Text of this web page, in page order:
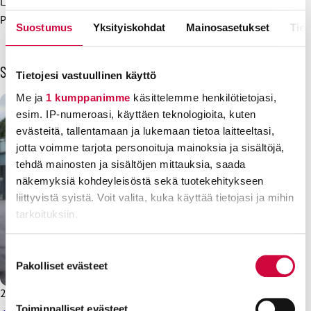
Suostumus Yksityiskohdat Mainosasetukset
Tietojesi vastuullinen käyttö
Me ja 1 kumppanimme käsittelemme henkilötietojasi,
esim. IP-numeroasi, käyttäen teknologioita, kuten
evästeitä, tallentamaan ja lukemaan tietoa laitteeltasi,
jotta voimme tarjota personoituja mainoksia ja sisältöjä,
tehdä mainosten ja sisältöjen mittauksia, saada
näkemyksiä kohdeyleisöstä sekä tuotekehitykseen
liittyvistä syistä. Voit valita, kuka käyttää tietojasi ja mihin
tarkoituksiin.
voit määrittää asetuksesi
. Voit muuttaa
valinta
Pakolliset evästeet
Puheenjohtaja Håkan Ekström, JHL, 040 828 2865
Sinua voisi kiinnostaa myös
21.5.2025